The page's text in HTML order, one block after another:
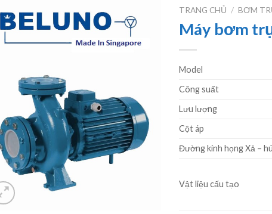
TRANG CHỦ / BƠM
Máy bơm
Model
Công suất
Lưu lượng
Cột áp
Đường kính họng Xả –
Vật liệu cấu tạo